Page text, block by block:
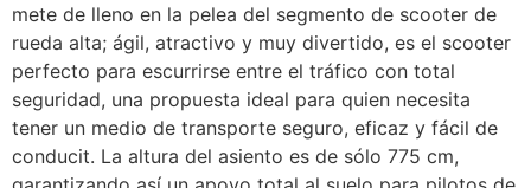
mete de lleno en la pelea del segmento de scooter de
rueda alta; ágil, atractivo y muy divertido, es el scooter
perfecto para escurrirse entre el tráfico con total
seguridad, una propuesta ideal para quien necesita
tener un medio de transporte seguro, eficaz y fácil de
conducit. La altura del asiento es de sólo 775 cm,